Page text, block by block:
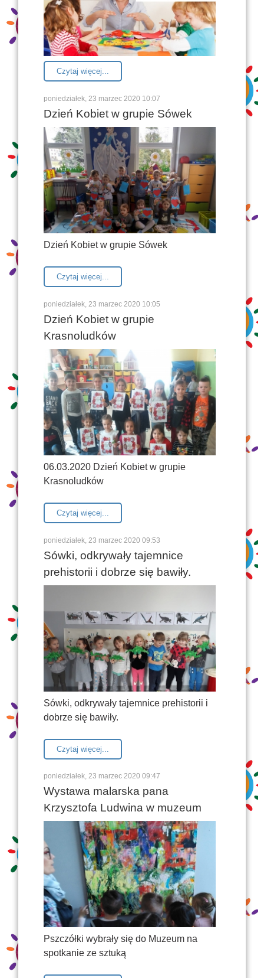
Czytaj więcej...
poniedziałek, 23 marzec 2020 10:07
Dzień Kobiet w grupie Sówek
Dzień Kobiet w grupie Sówek
Czytaj więcej...
poniedziałek, 23 marzec 2020 10:05
Dzień Kobiet w grupie
Krasnoludków
06.03.2020 Dzień Kobiet w grupie
Krasnoludków
Czytaj więcej...
poniedziałek, 23 marzec 2020 09:53
Sówki, odkrywały tajemnice
prehistorii i dobrze się bawiły.
Sówki, odkrywały tajemnice prehistorii i
dobrze się bawiły.
Czytaj więcej...
poniedziałek, 23 marzec 2020 09:47
Wystawa malarska pana
Krzysztofa Ludwina w muzeum
Pszczółki wybrały się do Muzeum na
spotkanie ze sztuką